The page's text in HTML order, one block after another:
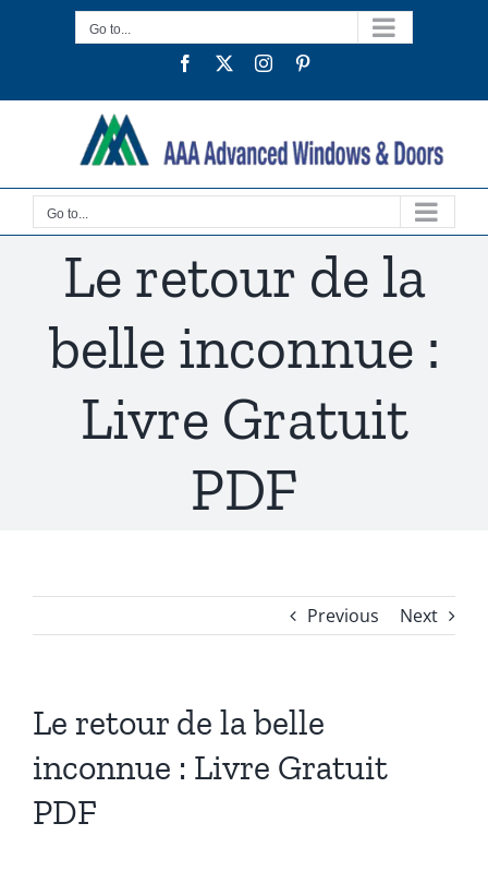
Go to...
Facebook
TwitterInstagram
Go to...
Le retour de la
belle inconnue :
Livre Gratuit
PDF
Previous Next
Le retour de la belle
inconnue : Livre Gratuit
PDF